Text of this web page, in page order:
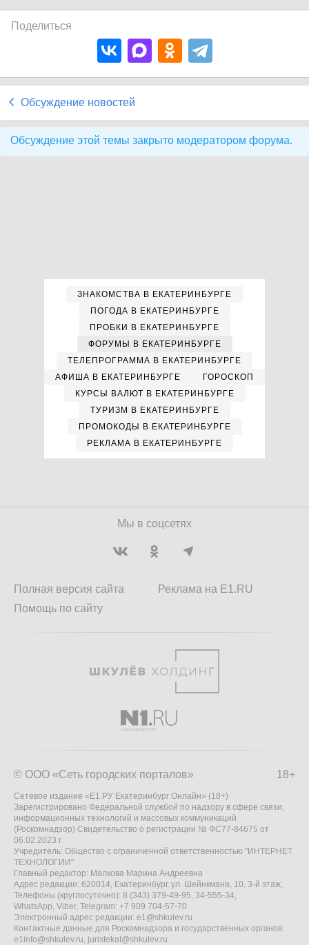
Поделиться
Обсуждение новостей
Обсуждение этой темы закрыто модератором форума.
ЗНАКОМСТВА В ЕКАТЕРИНБУРГЕ
ПОГОДА В ЕКАТЕРИНБУРГЕ
ПРОБКИ В ЕКАТЕРИНБУРГЕ
ФОРУМЫ В ЕКАТЕРИНБУРГЕ
ТЕЛЕПРОГРАММА В ЕКАТЕРИНБУРГЕ
АФИША В ЕКАТЕРИНБУРГЕ
ГОРОСКОП
КУРСЫ ВАЛЮТ В ЕКАТЕРИНБУРГЕ
ТУРИЗМ В ЕКАТЕРИНБУРГЕ
ПРОМОКОДЫ В ЕКАТЕРИНБУРГЕ
РЕКЛАМА В ЕКАТЕРИНБУРГЕ
Мы в соцсетях
Полная версия сайта
Помощь по сайту
Реклама на E1.RU
18+
© ООО «Сеть городских порталов»
Сетевое издание «Е1.РУ Екатеринбург Онлайн» (18+)
Зарегистрировано Федеральной службой по надзору в сфере связи,
информационных технологий и массовых коммуникаций
(Роскомнадзор) Свидетельство о регистрации № ФС77-84675 от
06.02.2023 г.
Учредитель: Общество с ограниченной ответственностью "ИНТЕРНЕТ
ТЕХНОЛОГИИ"
Главный редактор: Малкова Марина Андреевна
Адрес редакции: 620014, Екатеринбург, ул. Шейнкмана, 10, 3-й этаж,
Телефоны (круглосуточно): 8 (343) 379-49-95, 34-555-34,
WhatsApp, Viber, Telegram: +7 909 704-57-70
Электронный адрес редакции: e1@shkulev.ru
Контактные данные для Роскомнадзора и государственных органов:
e1info@shkulev.ru, juristekat@shkulev.ru